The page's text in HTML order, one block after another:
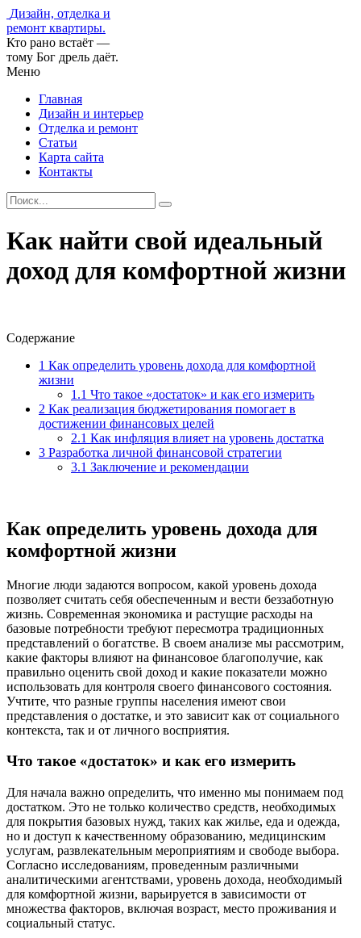
Дизайн, отделка и
ремонт квартиры.
Кто рано встаёт —
тому Бог дрель даёт.
Меню
Главная
Дизайн и интерьер
Отделка и ремонт
Статьи
Карта сайта
Контакты
Как найти свой идеальный
доход для комфортной жизни
Содержание
1 Как определить уровень дохода для комфортной
жизни
1.1 Что такое «достаток» и как его измерить
2 Как реализация бюджетирования помогает в
достижении финансовых целей
2.1 Как инфляция влияет на уровень достатка
3 Разработка личной финансовой стратегии
3.1 Заключение и рекомендации
Как определить уровень дохода для
комфортной жизни
Многие люди задаются вопросом, какой уровень дохода
позволяет считать себя обеспеченным и вести беззаботную
жизнь. Современная экономика и растущие расходы на
базовые потребности требуют пересмотра традиционных
представлений о богатстве. В своем анализе мы рассмотрим,
какие факторы влияют на финансовое благополучие, как
правильно оценить свой доход и какие показатели можно
использовать для контроля своего финансового состояния.
Учтите, что разные группы населения имеют свои
представления о достатке, и это зависит как от социального
контекста, так и от личного восприятия.
Что такое «достаток» и как его измерить
Для начала важно определить, что именно мы понимаем под
достатком. Это не только количество средств, необходимых
для покрытия базовых нужд, таких как жилье, еда и одежда,
но и доступ к качественному образованию, медицинским
услугам, развлекательным мероприятиям и свободе выбора.
Согласно исследованиям, проведенным различными
аналитическими агентствами, уровень дохода, необходимый
для комфортной жизни, варьируется в зависимости от
множества факторов, включая возраст, место проживания и
социальный статус.